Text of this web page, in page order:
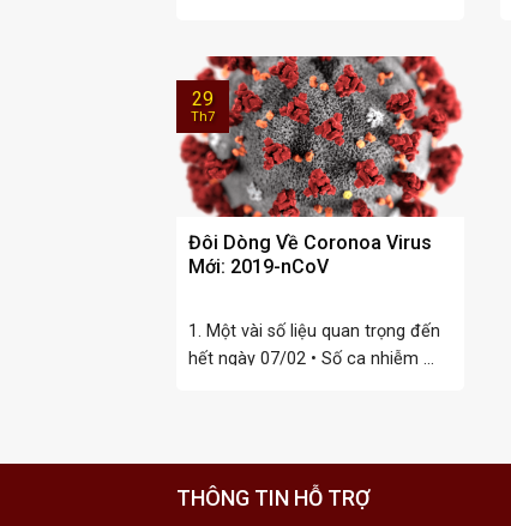
Đôi Dòng Về Coronoa Virus
Mới: 2019-nCoV
1. Một vài số liệu quan trọng đến
hết ngày 07/02 • Số ca nhiễm ...
29
Th7
THÔNG TIN HỖ TRỢ